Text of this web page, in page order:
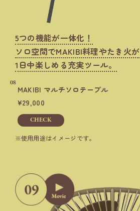
5つの機能が一体化！
ソロ空間でMAKIBI料理やたき火が
1日中楽しめる充実ツール。
08
MAKIBI マルチソロテーブル
29,000
CHECK
使用用途はイメージです。